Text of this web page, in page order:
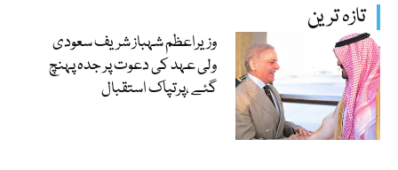
تازہ ترین
وزیراعظم شہباز شریف سعودی
ولی عہد کی دعوت پر جدہ پہنچ
گئے ،پرتپاک استقبال